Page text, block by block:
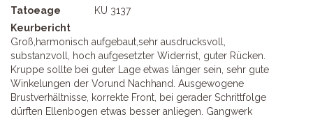
Tatoeage
KU 3137
Keurbericht
Groß,harmonisch aufgebaut,sehr ausdrucksvoll,
substanzvoll, hoch aufgesetzter Widerrist, guter Rücken.
Kruppe sollte bei guter Lage etwas länger sein, sehr gute
Winkelungen der Vorund Nachhand. Ausgewogene
Brustverhältnisse, korrekte Front, bei gerader Schrittfolge
dürften Ellenbogen etwas besser anliegen. Gangwerk